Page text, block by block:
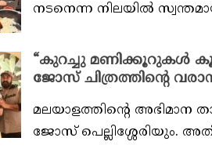
നടനെന്ന നിലയിൽ
“കുറച്ചു മണിക്കൂറുകൾ
ജോസ് ചിത്രത്തിന്റെ
മലയാളത്തിന്റെ
ജോസ് പെല്ലിശ്ശേരിയും.